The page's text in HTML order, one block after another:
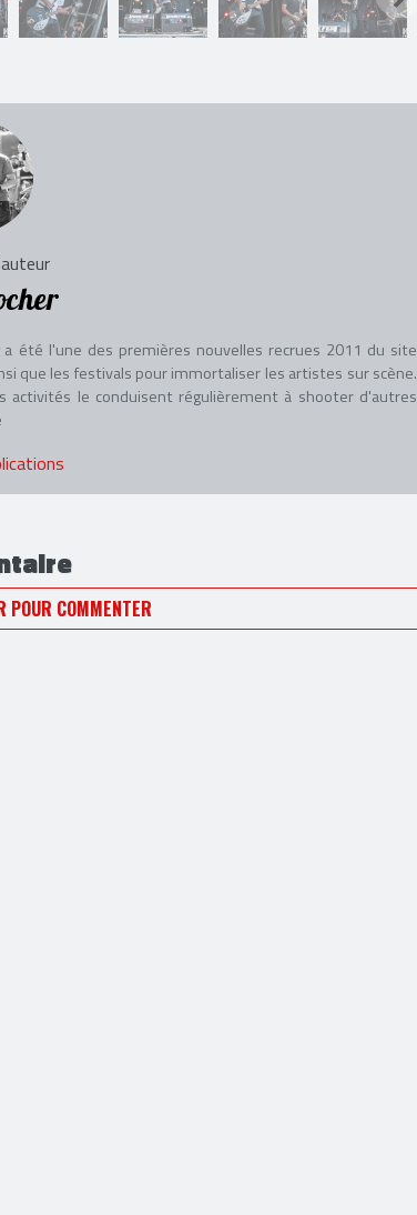
été l'une des premières nouvelles recrues 2011 du site
que les festivals pour immortaliser les artistes sur scène.
le conduisent régulièrement à shooter d'autres
POUR COMMENTER